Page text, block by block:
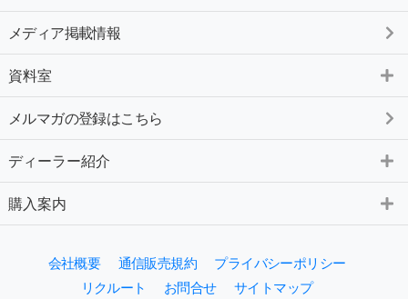
メディア掲載情報
資料室
メルマガの登録はこちら
ディーラー紹介
購入案内
会社概要 通信販売規約
プライバシーポリシー
リクルート
お問合せ サイトマップ